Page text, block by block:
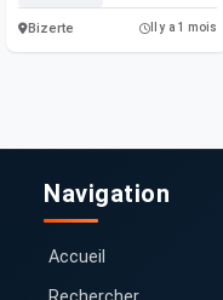
Bizerte Il y a 1 mois
Navigation
Accueil